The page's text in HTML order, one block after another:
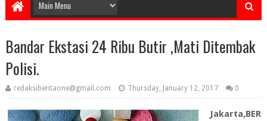
Bandar Ekstasi 24 Ribu Butir ,Mati Ditembak
Polisi.
redaksiberitaone@gmail.com Thursday, January 12, 2017 0
Jakarta,BER